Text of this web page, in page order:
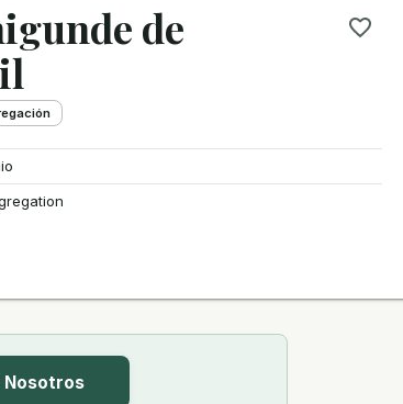
de
Nosotros